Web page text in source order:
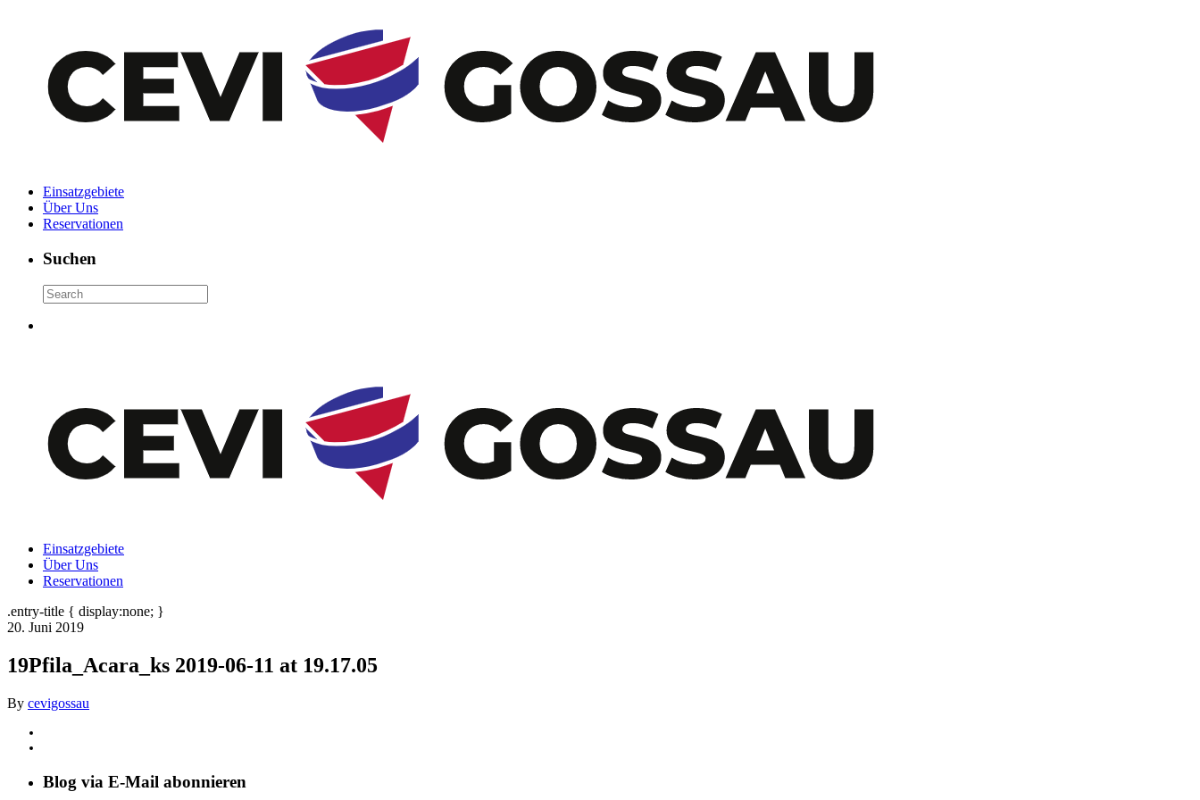
Einsatzgebiete
Über Uns
Reservationen
Suchen
Einsatzgebiete
Über Uns
Reservationen
.entry-title { display:none; }
20. Juni 2019
19Pfila_Acara_ks 2019-06-11 at 19.17.05
By cevigossau
Blog via E-Mail abonnieren